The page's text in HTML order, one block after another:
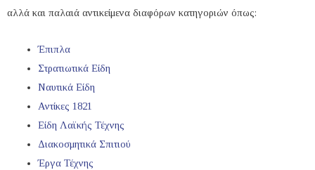
αλλά και παλαιά αντικείμενα διαφόρων κατηγοριών όπως:
Έπιπλα
Στρατιωτικά Είδη
Ναυτικά Είδη
Αντίκες 1821
Είδη Λαϊκής Τέχνης
Διακοσμητικά Σπιτιού
Έργα Τέχνης